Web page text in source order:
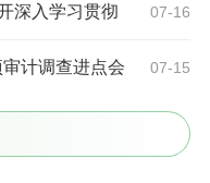
告 07-16
深入学习贯彻
07-15
计调查进点会